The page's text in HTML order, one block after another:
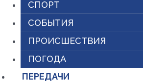
СПОРТ
СОБЫТИЯ
ПРОИСШЕСТВИЯ
ПОГОДА
ПЕРЕДАЧИ